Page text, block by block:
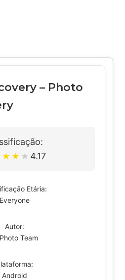
– Photo
★ ★ ★ 4.17
Etária:
Everyone
Autor:
Team
Android